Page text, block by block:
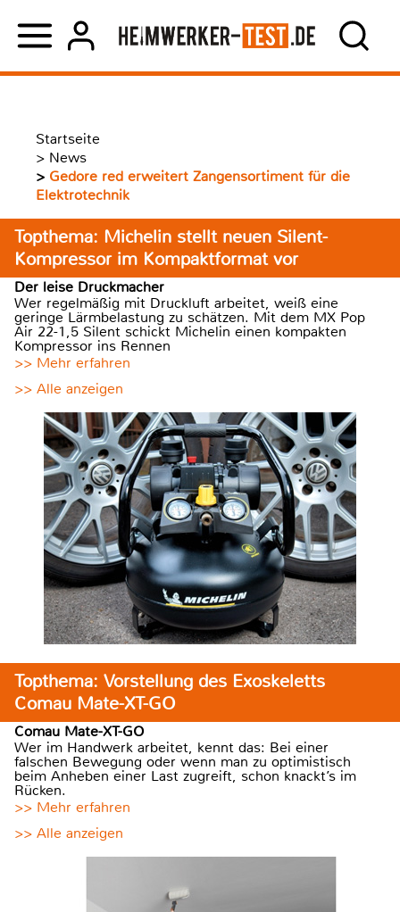
Startseite
> News
> Gedore red erweitert Zangensortiment für die
Elektrotechnik
Topthema: Michelin stellt neuen Silent-
Kompressor im Kompaktformat vor
Der leise Druckmacher
Wer regelmäßig mit Druckluft arbeitet, weiß eine
geringe Lärmbelastung zu schätzen. Mit dem MX Pop
Air 22-1,5 Silent schickt Michelin einen kompakten
Kompressor ins Rennen
>> Mehr erfahren
>> Alle anzeigen
Topthema: Vorstellung des Exoskeletts
Comau Mate-XT-GO
Comau Mate-XT-GO
Wer im Handwerk arbeitet, kennt das: Bei einer
falschen Bewegung oder wenn man zu optimistisch
beim Anheben einer Last zugreift, schon knackt’s im
Rücken.
>> Mehr erfahren
>> Alle anzeigen